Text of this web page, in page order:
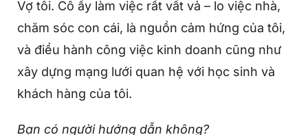
Vợ tôi. Cô ấy làm việc rất vất vả – lo việc nhà,
chăm sóc con cái, là nguồn cảm hứng của tôi,
và điều hành công việc kinh doanh cũng như
xây dựng mạng lưới quan hệ với học sinh và
khách hàng của tôi.
Bạn có người hướng dẫn không?